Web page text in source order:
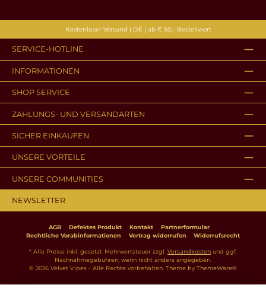
Kostenloser Versand ( DE ) ab € 50,- Bestellwert
SERVICE-HOTLINE
INFORMATIONEN
SHOP SERVICE
ZAHLUNGS- UND VERSANDARTEN
SICHER EINKAUFEN
UNSERE VORTEILE
UNSERE COMMUNITIES
NEWSLETTER
AGB Defektes Produkt Kontakt
Partnerformular
Rechtliche Vorabinformationen
Vertrag widerrufen Widerrufsrecht
* Alle Preise inkl. gesetzl. Mehrwertsteuer zzgl. Versandkosten und ggf.
Nachnahmegebühren, wenn nicht anders angegeben.
© 2026 Velvet Vipes - Alle Rechte vorbehalten. Theme by ThemeWare®